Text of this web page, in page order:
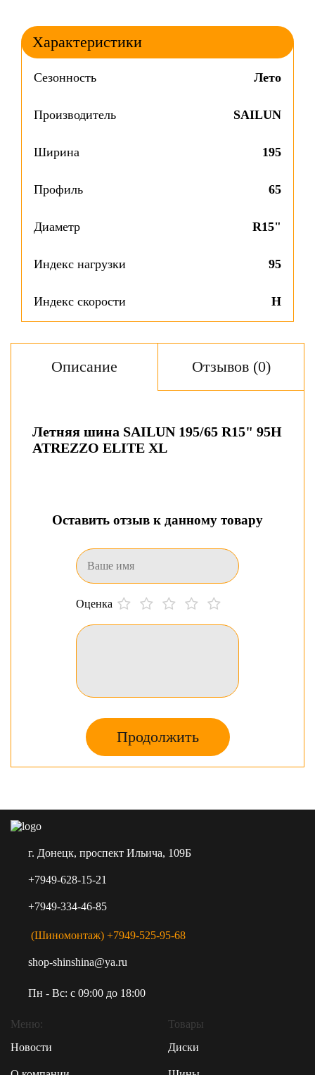
Характеристики
Сезонность Лето
Производитель SAILUN
Ширина 195
Профиль 65
Диаметр R15"
Индекс нагрузки 95
Индекс скорости H
Оставить отзыв к данному товару
Оценка
Продолжить
Описание Отзывов (0)
Летняя шина SAILUN 195/65 R15" 95H
ATREZZO ELITE XL
г. Донецк, проспект Ильича, 109Б
+7949-628-15-21
+7949-334-46-85
(Шиномонтаж) +7949-525-95-68
shop-shinshina@ya.ru
Пн - Вс: c 09:00 до 18:00
Меню:
Новости
Товары
Диски